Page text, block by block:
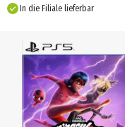
In die Filiale lieferbar